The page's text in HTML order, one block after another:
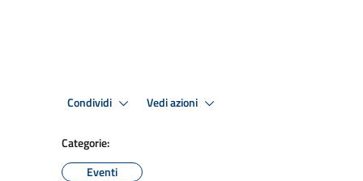
Condividi Vedi azioni
Categorie:
Eventi